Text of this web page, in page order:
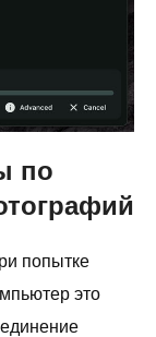
по
попытке
это